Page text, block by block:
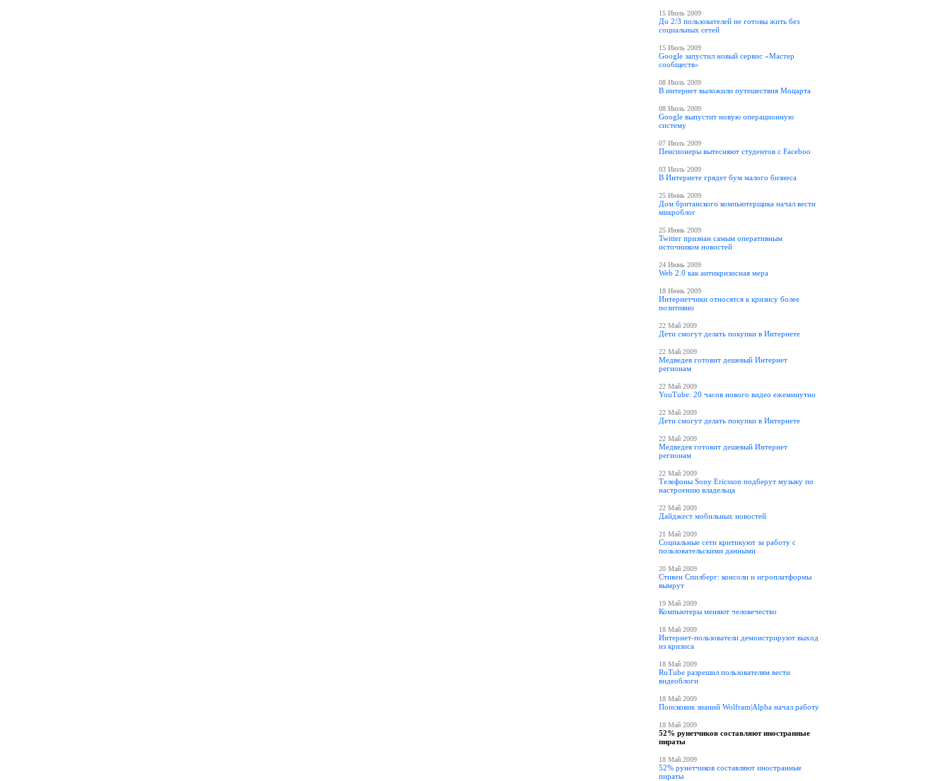
15 Июль 2009
До 2/3 пользователей не готовы жить без
социальных сетей
15 Июль 2009
Google запустил новый сервис «Мастер
сообществ»
08 Июль 2009
В интернет выложили путешествия Моцарта
08 Июль 2009
Google выпустит новую операционную
систему
07 Июль 2009
Пенсионеры вытесняют студентов с Faceboo
03 Июль 2009
В Интернете грядет бум малого бизнеса
25 Июнь 2009
Дом британского компьютерщика начал вести
микроблог
25 Июнь 2009
Twitter признан самым оперативным
источником новостей
24 Июнь 2009
Web 2.0 как антикризисная мера
18 Июнь 2009
Интернетчики относятся к кризису более
позитивно
22 Май 2009
Дети смогут делать покупки в Интернете
22 Май 2009
Медведев готовит дешевый Интернет
регионам
22 Май 2009
YouTube: 20 часов нового видео ежеминутно
22 Май 2009
Дети смогут делать покупки в Интернете
22 Май 2009
Медведев готовит дешевый Интернет
регионам
22 Май 2009
Телефоны Sony Ericsson подберут музыку по
настроению владельца
22 Май 2009
Дайджест мобильных новостей
21 Май 2009
Социальные сети критикуют за работу с
пользовательскими данными
20 Май 2009
Стивен Спилберг: консоли и игроплатформы
вымрут
19 Май 2009
Компьютеры меняют человечество
18 Май 2009
Интернет-пользователи демонстрируют выход
из кризиса
18 Май 2009
RuTube разрешил пользователям вести
видеоблоги
18 Май 2009
Поисковик знаний Wolfram|Alpha начал работу
18 Май 2009
52% рунетчиков составляют иностранные
пираты
18 Май 2009
52% рунетчиков составляют иностранные
пираты